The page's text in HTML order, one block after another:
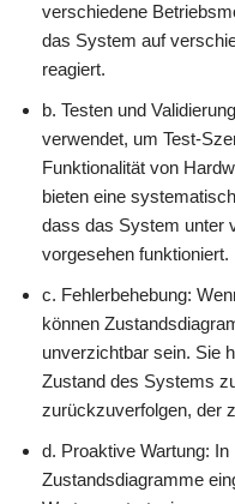
verschiedene
das System auf
reagiert.
b. Testen und
verwendet, um Test-
Funktionalität von
bieten eine
dass das System unter
vorgesehen funktioniert.
c. Fehlerbehebung:
können
unverzichtbar sein. Sie
Zustand des Systems
zurückzuverfolgen, der
d. Proaktive Wartung:
Zustandsdiagramme